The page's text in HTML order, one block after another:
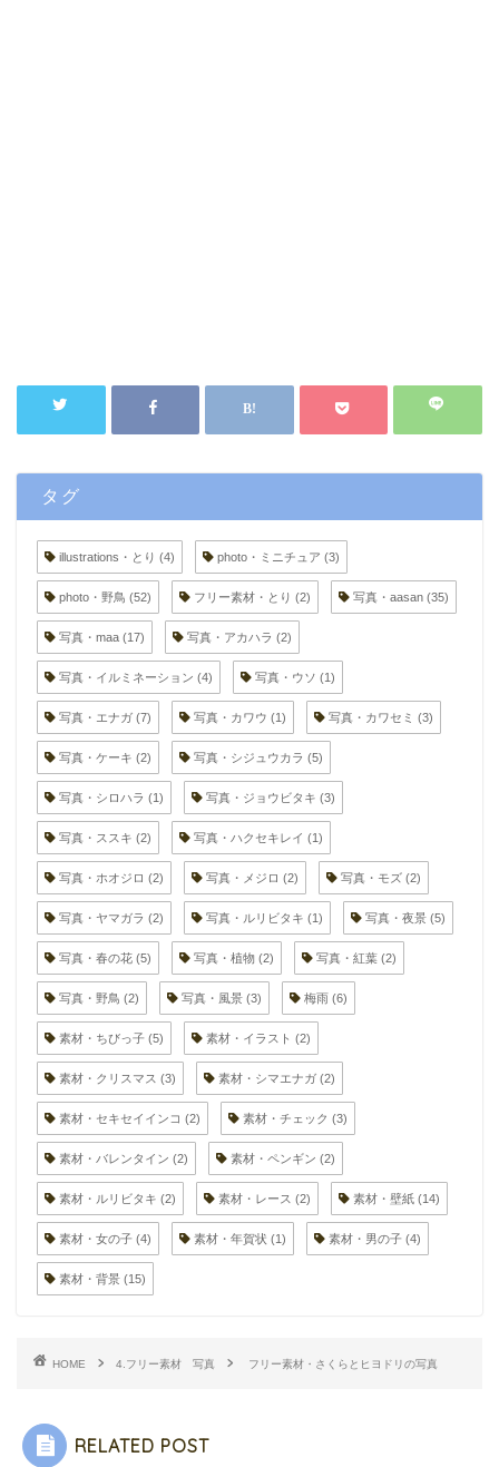
タグ
illustrations・とり (4) photo・ミニチュア (3)
photo・野鳥 (52) フリー素材・とり (2) 写真・aasan (35)
写真・maa (17) 写真・アカハラ (2)
写真・イルミネーション (4) 写真・ウソ (1)
写真・エナガ (7) 写真・カワウ (1) 写真・カワセミ (3)
写真・ケーキ (2) 写真・シジュウカラ (5)
写真・シロハラ (1) 写真・ジョウビタキ (3)
写真・ススキ (2) 写真・ハクセキレイ (1)
写真・ホオジロ (2) 写真・メジロ (2) 写真・モズ (2)
写真・ヤマガラ (2) 写真・ルリビタキ (1) 写真・夜景 (5)
写真・春の花 (5) 写真・植物 (2) 写真・紅葉 (2)
写真・野鳥 (2) 写真・風景 (3) 梅雨 (6)
素材・ちびっ子 (5) 素材・イラスト (2)
素材・クリスマス (3) 素材・シマエナガ (2)
素材・セキセイインコ (2) 素材・チェック (3)
素材・バレンタイン (2) 素材・ペンギン (2)
素材・ルリビタキ (2) 素材・レース (2) 素材・壁紙 (14)
素材・女の子 (4) 素材・年賀状 (1) 素材・男の子 (4)
素材・背景 (15)
HOME 4.フリー素材 写真 フリー素材・さくらとヒヨドリの写真
RELATED POST